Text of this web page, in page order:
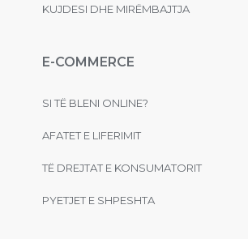
KUJDESI DHE MIRËMBAJTJA
E-COMMERCE
SI TË BLENI ONLINE?
AFATET E LIFERIMIT
TË DREJTAT E KONSUMATORIT
PYETJET E SHPESHTA